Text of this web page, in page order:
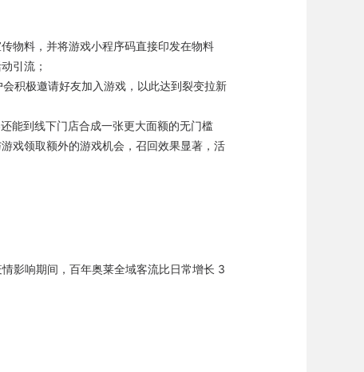
物料，并将游戏小程序码直接印发在物料
引流；
积极邀请好友加入游戏，以此达到裂变拉新
能到线下门店合成一张更大面额的无门槛
戏领取额外的游戏机会，召回效果显著，活
影响期间，百年奥莱全域客流比日常增长 3